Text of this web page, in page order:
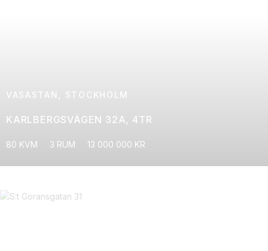
VASASTAN, STOCKHOLM
KARLBERGSVÄGEN 32A, 4TR
80 KVM 3 RUM 13 000 000 KR